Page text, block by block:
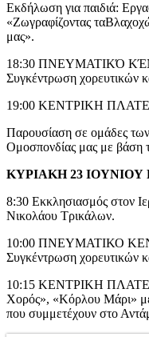
Εκδήλωση για παιδιά:
«Ζωγραφίζοντας
μας».
18:30 ΠΝΕΥΜΑΤΙΚΌ
Συγκέντρωση χορευτικών
19:00 ΚΕΝΤΡΙΚΗ
Παρουσίαση σε ομάδες
Ομοσπονδίας μας με βάση
ΚΥΡΙΑΚΗ 23
8:30 Εκκλησιασμός στον
Νικολάου Τρικάλων.
10:00 ΠΝΕΥΜΑΤΙΚΟ
Συγκέντρωση χορευτικών
10:15 ΚΕΝΤΡΙΚΗ
Χορός», «Κόρλου Μάρι»
που συμμετέχουν στο